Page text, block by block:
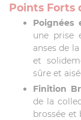
Points Forts
Poignées
une prise
anses de
et
sûre et
Finition
de la
brossée et